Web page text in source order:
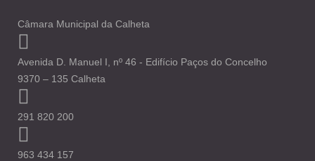
Câmara Municipal da Calheta
Avenida D. Manuel I, nº 46 - Edifício Paços do Concelho
9370 – 135 Calheta
291 820 200
963 434 157